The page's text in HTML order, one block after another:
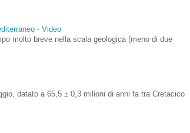
- Video
molto breve nella scala geologica (meno di due
datato a 65,5 ± 0,3 milioni di anni fa tra Cretacico